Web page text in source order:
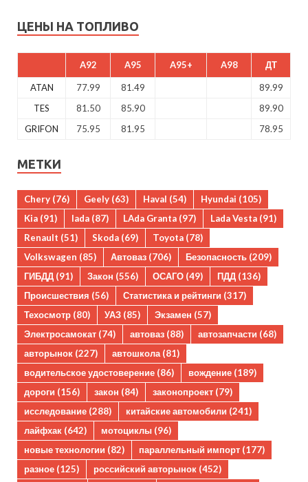
ЦЕНЫ НА ТОПЛИВО
A92 A95 A95+ A98 ДТ
ATAN 77.99 81.49
89.99
TES
81.50 85.90
89.90
GRIFON
75.95 81.95 78.95
МЕТКИ
Chery (76) Geely (63) Haval (54) Hyundai (105)
Kia (91) lada (87) LAda Granta (97) Lada Vesta (91)
Renault (51) Skoda (69) Toyota (78)
Volkswagen (85) Автоваз (706) Безопасность (209)
ГИБДД (91) Закон (556) ОСАГО (49) ПДД (136)
Происшествия (56) Статистика и рейтинги (317)
Техосмотр (80) УАЗ (85) Экзамен (57)
Электросамокат (74) автоваз (88) автозапчасти (68)
авторынок (227) автошкола(81)
водительское удостоверение (86) вождение (189)
дороги (156) закон (84) законопроект (79)
исследование (288) китайские автомобили (241)
лайфхак (642) мотоциклы (96)
новые технологии (82) параллельный импорт (177)
разное (125) российский авторынок (452)